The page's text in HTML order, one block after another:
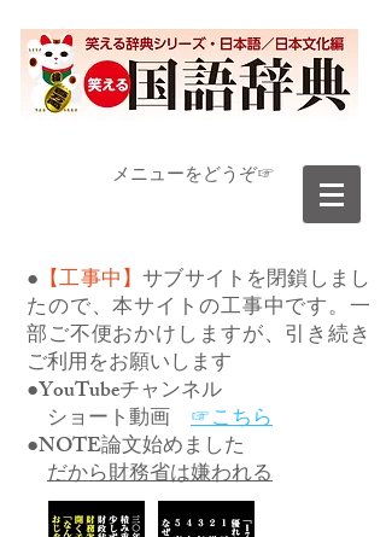
​メニューをどうぞ☞
● 【工事中】サブサイトを閉鎖しまし
たので、本サイトの工事中です。一
部ご不便おかけしますが、引き続き
ご利用をお願いします
●YouTubeチャンネル
ショート動画 ☞こちら
●NOTE論文始めました
だから財務省は嫌われる